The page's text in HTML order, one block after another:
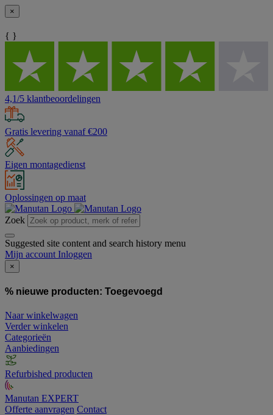
×
{ }
4,1/5 klantbeoordelingen
Gratis levering vanaf €200
Eigen montagedienst
Oplossingen op maat
Zoek
Suggested site content and search history menu
Mijn account Inloggen
×
% nieuwe producten: Toegevoegd
Naar winkelwagen
Verder winkelen
Categorieën
Aanbiedingen
Refurbished producten
Manutan EXPERT
Offerte aanvragen Contact